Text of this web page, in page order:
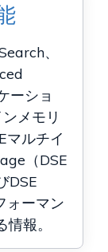
、
ーショ
メモリ
マルチイ
（DSE
DSE
ォーマン
報。